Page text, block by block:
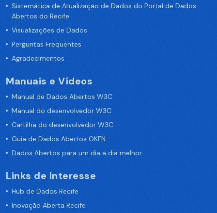
Sistemática de Atualização de Dados do Portal de Dados
Abertos do Recife
Visualizações de Dados
Perguntas Frequentes
Agradecimentos
Manuais e Vídeos
Manual de Dados Abertos W3C
Manual do desenvolvedor W3C
Cartilha do desenvolvedor W3C
Guia de Dados Abertos OKFN
Dados Abertos para um dia a dia melhor
Links de Interesse
Hub de Dados Recife
Inovação Aberta Recife